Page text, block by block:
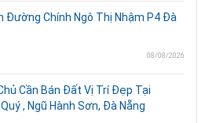
Đường Chính Ngô Thị Nhậm P4 Đà
08/08/2026
Cần Bán Đất Vị Trí Đẹp Tại
, Ngũ Hành Sơn, Đà Nẵng